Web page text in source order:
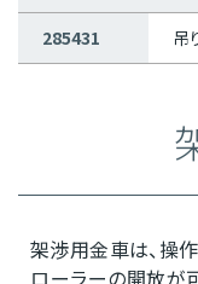
285431 吊
架渉用金車は、操
ローラーの開放が